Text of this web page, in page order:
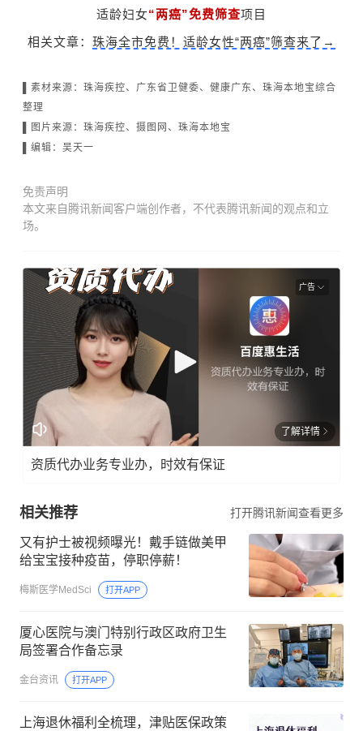
适龄妇女“两癌”免费筛查项目
相关文章： 珠海全市免费！适龄女性“两癌”筛查来了→
▌素材来源：珠海疾控、广东省卫健委、健康广东 、珠海本地宝综合
整理
▌图片来源：珠海疾控、摄图网、珠海本地宝
▌编辑：吴天一
免责声明
本文来自腾讯新闻客户端创作者，不代表腾讯新闻的观点和立
场。
广告
了解详情
资质代办业务专业办，时效有保证
相关推荐 打开腾讯新闻查看更多
又有护士被视频曝光！戴手链做美甲
给宝宝接种疫苗，停职停薪！
梅斯医学MedSci 打开APP
厦心医院与澳门特别行政区政府卫生
局签署合作备忘录
金台资讯 打开APP
上海退休福利全梳理，津贴医保政策